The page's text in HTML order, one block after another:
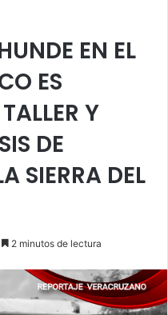
EN EL
ES
Y
DE
SIERRA DEL
2 minutos de lectura